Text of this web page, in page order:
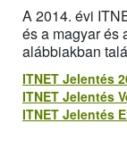
A 2014. évi
és a magyar és
alábbiakban
ITNET Jelentés
ITNET Jelentés
ITNET Jelentés